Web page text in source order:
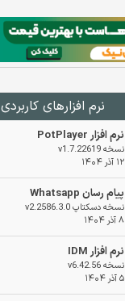
نرم افزار‌های کاربردی
نرم افزار PotPlayer
نسخه v1.7.22619
۱۲ آذر ۱۴۰۴
پیام رسان Whatsapp
نسخه دسکتاپ v2.2586.3.0
۸ آذر ۱۴۰۴
نرم افزار IDM
نسخه v6.42.56
۵ آذر ۱۴۰۴